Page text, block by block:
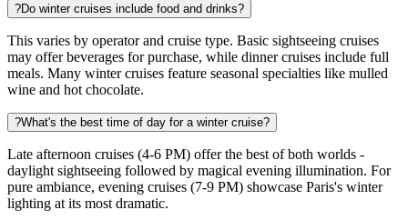
?Do winter cruises include food and drinks?
This varies by operator and cruise type. Basic sightseeing cruises
may offer beverages for purchase, while dinner cruises include full
meals. Many winter cruises feature seasonal specialties like mulled
wine and hot chocolate.
?What's the best time of day for a winter cruise?
Late afternoon cruises (4-6 PM) offer the best of both worlds -
daylight sightseeing followed by magical evening illumination. For
pure ambiance, evening cruises (7-9 PM) showcase Paris's winter
lighting at its most dramatic.